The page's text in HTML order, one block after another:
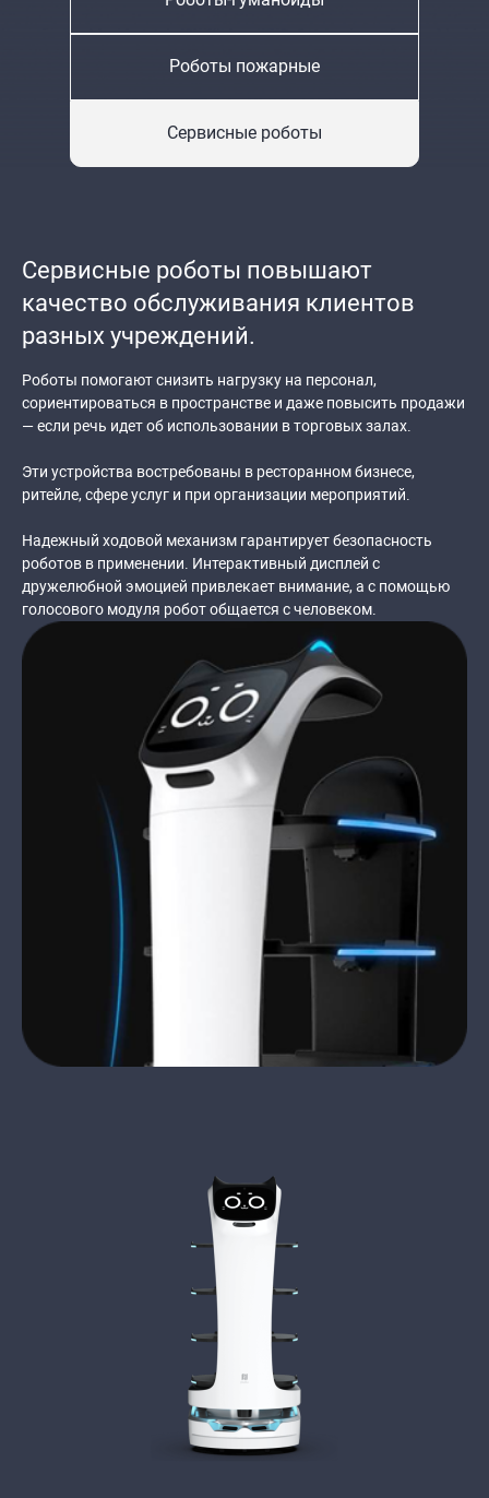
Роботы пожарные
Сервисные роботы
Сервисные роботы повышают
качество обслуживания клиентов
разных учреждений.
Роботы помогают снизить нагрузку на персонал,
сориентироваться в пространстве и даже повысить продажи
― если речь идет об использовании в торговых залах.
Эти устройства востребованы в ресторанном бизнесе,
ритейле, сфере услуг и при организации мероприятий.
Надежный ходовой механизм гарантирует безопасность
роботов в применении. Интерактивный дисплей с
дружелюбной эмоцией привлекает внимание, а с помощью
голосового модуля робот общается с человеком.
STEM
Petoi